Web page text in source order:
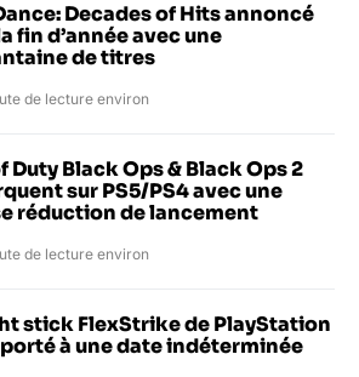
Decades of Hits annoncé
fin d’année avec une
de titres
de lecture environ
Duty Black Ops & Black Ops 2
sur PS5/PS4 avec une
réduction de lancement
de lecture environ
stick FlexStrike de PlayStation
à une date indéterminée